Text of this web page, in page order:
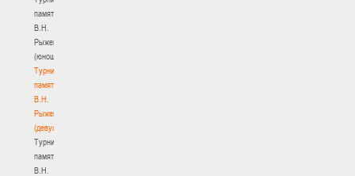
памяти
В.Н.
Рыженкова
(юноши)
Турнир
памяти
В.Н.
Рыженкова
(девушки)
Турнир
памяти
В.Н.